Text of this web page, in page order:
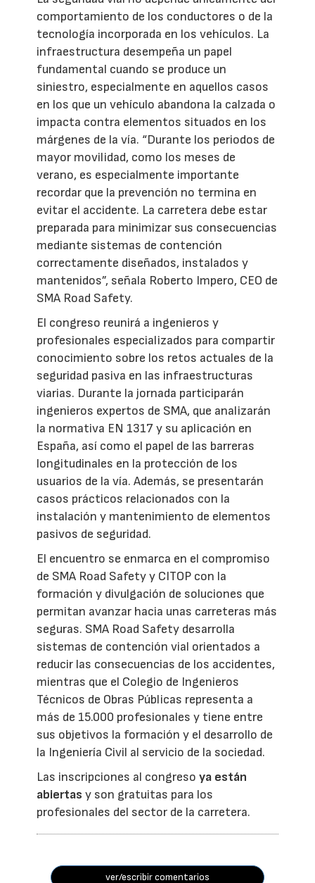
comportamiento de los conductores o de la
tecnología incorporada en los vehículos. La
infraestructura desempeña un papel
fundamental cuando se produce un
siniestro, especialmente en aquellos casos
en los que un vehículo abandona la calzada o
impacta contra elementos situados en los
márgenes de la vía. “Durante los periodos de
mayor movilidad, como los meses de
verano, es especialmente importante
recordar que la prevención no termina en
evitar el accidente. La carretera debe estar
preparada para minimizar sus consecuencias
mediante sistemas de contención
correctamente diseñados, instalados y
mantenidos”, señala Roberto Impero, CEO de
SMA Road Safety.
El congreso reunirá a ingenieros y
profesionales especializados para compartir
conocimiento sobre los retos actuales de la
seguridad pasiva en las infraestructuras
viarias. Durante la jornada participarán
ingenieros expertos de SMA, que analizarán
la normativa EN 1317 y su aplicación en
España, así como el papel de las barreras
longitudinales en la protección de los
usuarios de la vía. Además, se presentarán
casos prácticos relacionados con la
instalación y mantenimiento de elementos
pasivos de seguridad.
El encuentro se enmarca en el compromiso
de SMA Road Safety y CITOP con la
formación y divulgación de soluciones que
permitan avanzar hacia unas carreteras más
seguras. SMA Road Safety desarrolla
sistemas de contención vial orientados a
reducir las consecuencias de los accidentes,
mientras que el Colegio de Ingenieros
Técnicos de Obras Públicas representa a
más de 15.000 profesionales y tiene entre
sus objetivos la formación y el desarrollo de
la Ingeniería Civil al servicio de la sociedad.
Las inscripciones al congresoya están
abiertas y son gratuitas para los
profesionales del sector de la carretera.
ver/escribir comentarios